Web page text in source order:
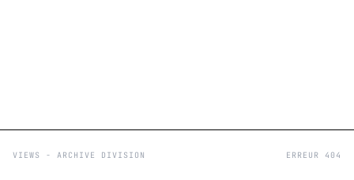
VIEWS - ARCHIVE DIVISION ERREUR 404